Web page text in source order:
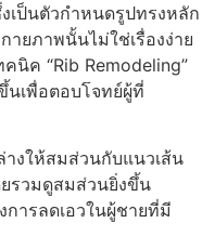
เป็นตัวกำหนดรูปทรงหลัก
ายภาพนั้นไม่ใช่เรื่องง่าย
นิค “Rib Remodeling”
เพื่อตอบโจทย์ผู้ที่
งให้สมส่วนกับแนวเส้น
ยรวมดูสมส่วนยิ่งขึ้น
ารลดเอวในผู้ชายที่มี